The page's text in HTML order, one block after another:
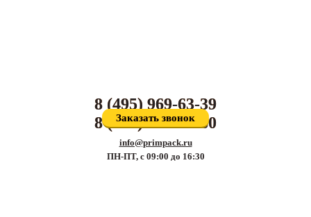
8 (495) 969-63-39
8 (800) 707-81-80
Заказать звонок
info@primpack.ru
ПН-ПТ, с 09:00 до 16:30